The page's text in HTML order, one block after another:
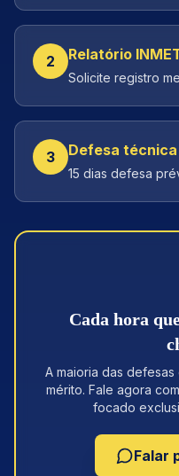
2 Relatório
Solicite registro
3 Defesa técnica
15 dias defesa
Cada hora
A maioria das
mérito. Fale agora
focado
Falar